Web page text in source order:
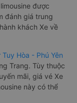
được
đánh giá trung
khách Xe về
Hòa - Phú Yên
Trang. Tùy thuộc
mãi, giá vé Xe
này có thể